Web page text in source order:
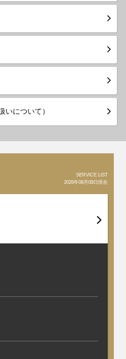
いについて）
SERVICE LIST
2026年08月08日現在